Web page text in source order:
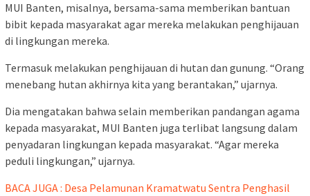
MUI Banten, misalnya, bersama-sama memberikan bantuan
bibit kepada masyarakat agar mereka melakukan penghijauan
di lingkungan mereka.
Termasuk melakukan penghijauan di hutan dan gunung. “Orang
menebang hutan akhirnya kita yang berantakan,” ujarnya.
Dia mengatakan bahwa selain memberikan pandangan agama
kepada masyarakat, MUI Banten juga terlibat langsung dalam
penyadaran lingkungan kepada masyarakat. “Agar mereka
peduli lingkungan,” ujarnya.
BACA JUGA : Desa Pelamunan Kramatwatu Sentra Penghasil